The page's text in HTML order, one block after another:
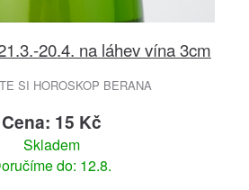
20.4. na láhev vína 3cm
SI HOROSKOP BERANA
Cena: 15 Kč
Skladem
do: 12.8.